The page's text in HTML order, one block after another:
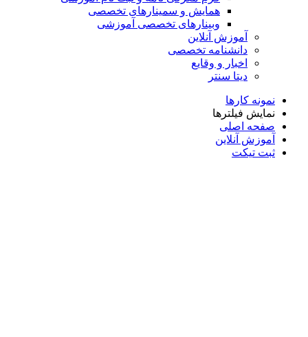
همایش و سمینارهای تخصصی
وبینارهای تخصصی آموزشی
آموزش آنلاین
دانشنامه تخصصی
اخبار و وقایع
دیتا سنتر
نمونه کارها
نمایش فیلترها
صفحه اصلی
آموزش آنلاین
ثبت تیکت